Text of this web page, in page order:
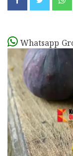
Whatsapp